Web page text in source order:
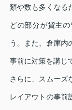
類や数も多くなる
どの部分が貸主
う。また、倉庫内
事前に対策を講じ
さらに、スムーズ
レイアウトの事前